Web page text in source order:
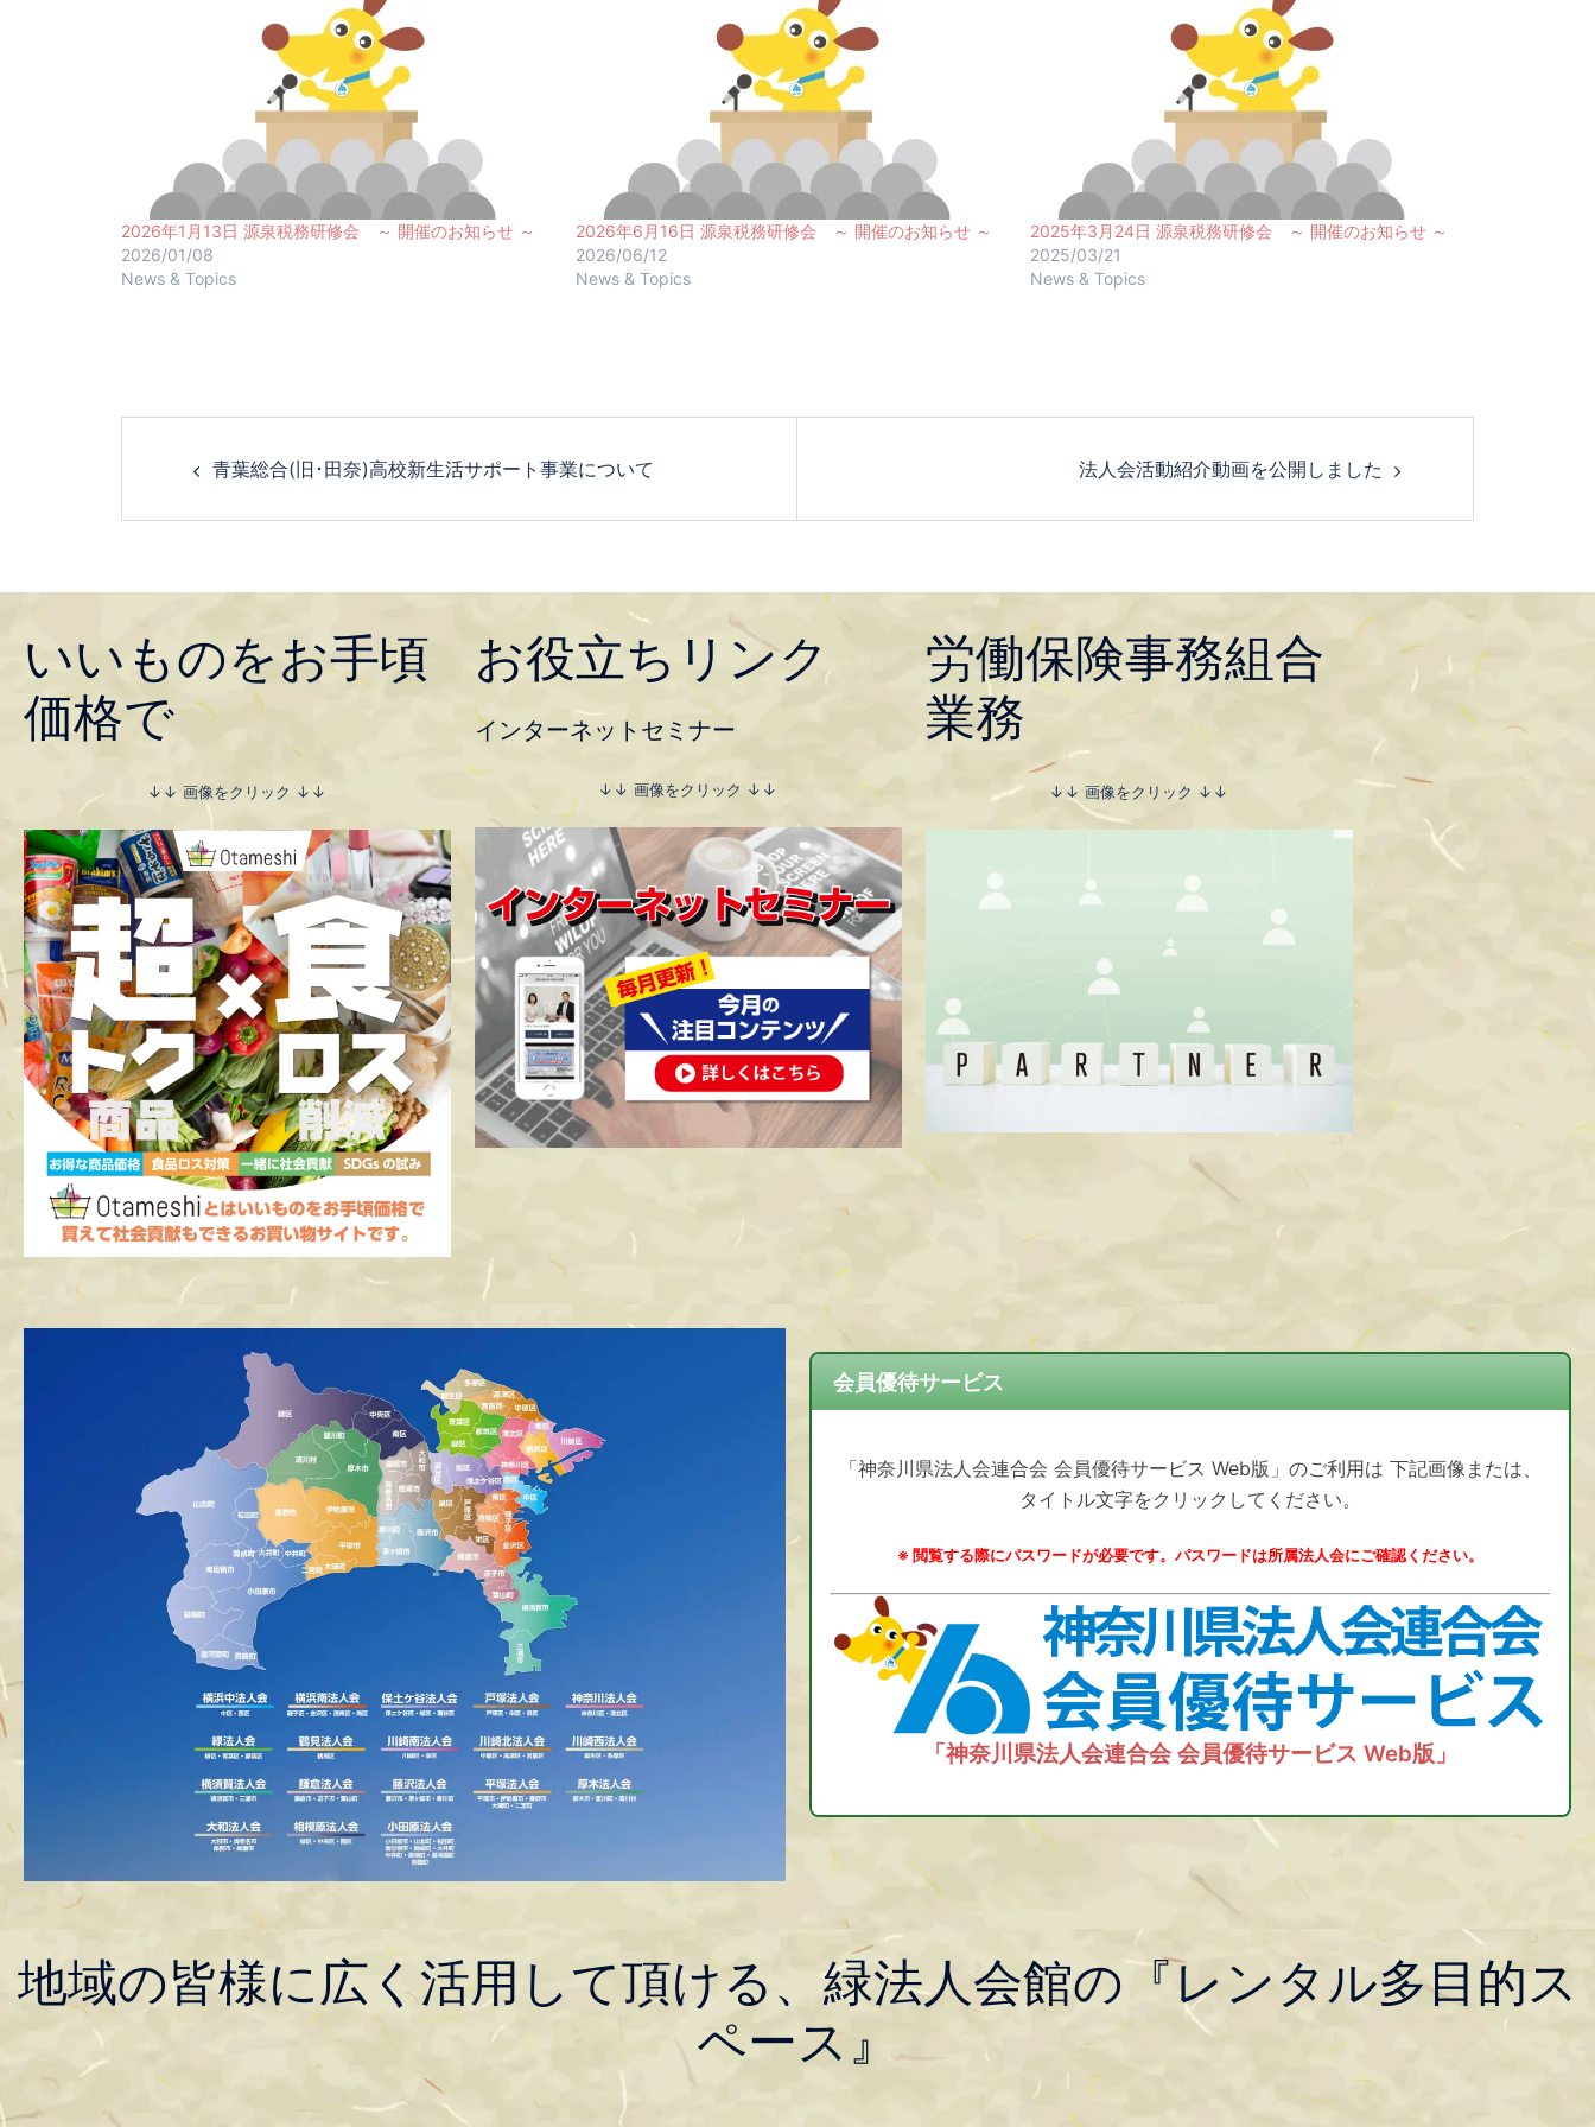
2026年1月13日 源泉税務研修会 ～ 開催のお知らせ ～
2026/01/08
News & Topics
2026年6月16日 源泉税務研修会 ～ 開催のお知らせ ～
2026/06/12
News & Topics
2025年3月24日 源泉税務研修会 ～ 開催のお知らせ ～
2025/03/21
News & Topics
青葉総合(旧･田奈)高校新生活サポート事業について 法人会活動紹介動画を公開しました
いいものをお手頃
価格で
↓↓ 画像をクリック ↓↓
お役立ちリンク
インターネットセミナー
↓↓ 画像をクリック ↓↓
労働保険事務組合
業務
↓↓ 画像をクリック ↓↓
会員優待サービス
「神奈川県法人会連合会 会員優待サービス Web版」のご利用は 下記画像または、
タイトル文字をクリックしてください。
※ 閲覧する際にパスワードが必要です。パスワードは所属法人会にご確認ください。
「神奈川県法人会連合会 会員優待サービス Web版」
地域の皆様に広く活用して頂ける、緑法人会館の『レンタル多目的ス
ペース』